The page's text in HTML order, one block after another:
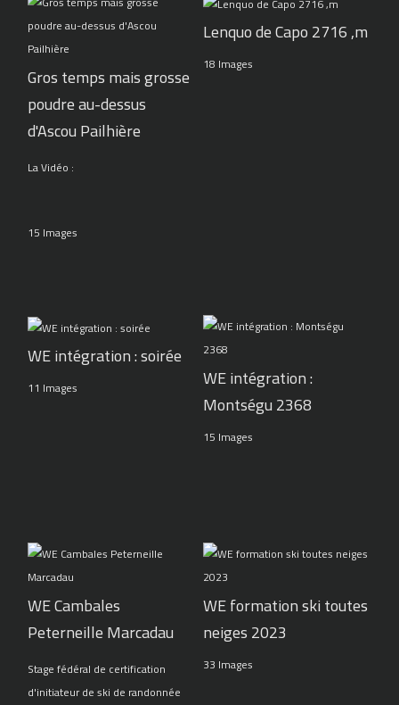
Gros temps mais grosse
poudre au-dessus
d'Ascou Pailhière
La Vidéo :
15 Images
Lenquo de Capo 2716 ,m
18 Images
WE intégration : soirée
11 Images
WE intégration :
Montségu 2368
15 Images
WE Cambales
Peterneille Marcadau
Stage fédéral de certification
d'initiateur de ski de randonnée
WE formation ski toutes
neiges 2023
33 Images